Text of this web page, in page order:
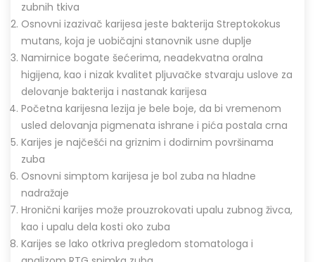
zubnih tkiva
Osnovni izazivač karijesa jeste bakterija Streptokokus
mutans, koja je uobičajni stanovnik usne duplje
Namirnice bogate šećerima, neadekvatna oralna
higijena, kao i nizak kvalitet pljuvačke stvaraju uslove za
delovanje bakterija i nastanak karijesa
Početna karijesna lezija je bele boje, da bi vremenom
usled delovanja pigmenata ishrane i pića postala crna
Karijes je najčešći na griznim i dodirnim površinama
zuba
Osnovni simptom karijesa je bol zuba na hladne
nadražaje
Hronični karijes može prouzrokovati upalu zubnog živca,
kao i upalu dela kosti oko zuba
Karijes se lako otkriva pregledom stomatologa i